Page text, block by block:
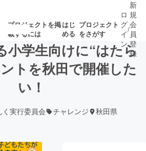
プロジェクトを掲
載するには
はじ
める
プロジェクト
をさがす
の新着プロ
ロ
グ
イ
ン
/
新
規
会
員
登
録
小学生向けに“はたら
トを秋田で開催した
い！
く実行委員会 チャレンジ 秋田県